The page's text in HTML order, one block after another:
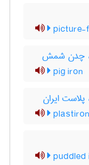
picture-
چدن شمش
pig iron
ایران
plastiron
puddled